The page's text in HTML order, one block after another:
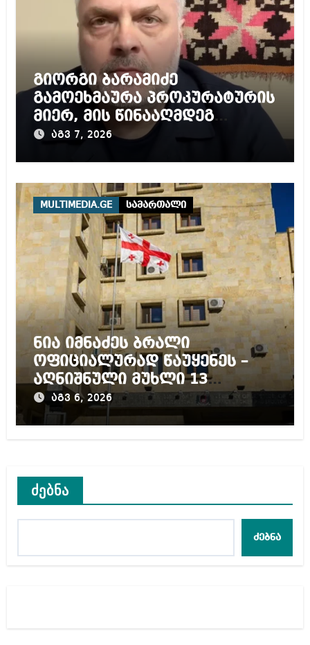
გიორგი ბარამიძე
გამოეხმაურა პროკურატურის
მიერ, მის წინააღმდეგ
დაწყებულ გამოძიებას
აგვ 7, 2026
MULTIMEDIA.GE სამართალი
ნია იმნაძეს ბრალი
ოფიციალურად წაუყენეს –
აღნიშნული მუხლი 13
წლამდე პატიმრობას
ითვალისწინებს
აგვ 6, 2026
ძებნა
ძებნა